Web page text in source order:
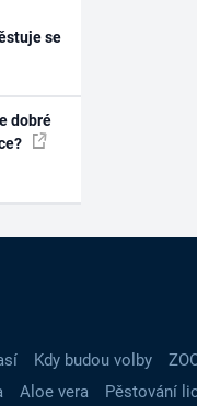
se
dobré
Kdy budou volby
Aloe vera
Pěstování